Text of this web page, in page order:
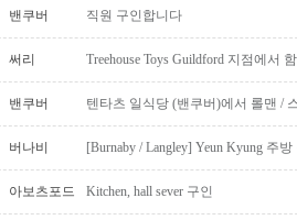
밴쿠버 직원 구인합니다
써리 Treehouse Toys Guildford 지점에서
밴쿠버 텐타츠 일식당 (밴쿠버)에서 롤맨 /
버나비 [Burnaby / Langley] Yeun Kyung 주
아보츠포드 Kitchen, hall sever 구인